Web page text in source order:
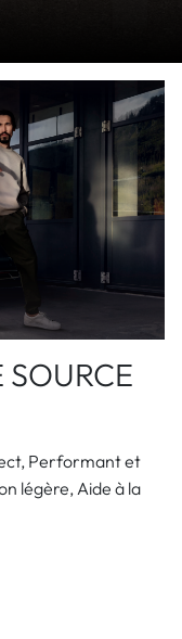
Performant et
légère, Aide à la